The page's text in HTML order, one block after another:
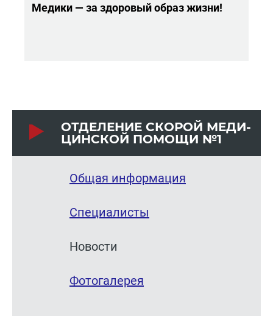
Ме­ди­ки — за здо­ро­вый образ жизни!
ОТ­ДЕ­ЛЕ­НИЕ СКО­РОЙ МЕ­ДИ­
ЦИН­СКОЙ ПО­МО­ЩИ №1
Общая информация
Специалисты
Новости
Фотогалерея